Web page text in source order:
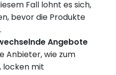
Fall lohnt es sich,
bevor die Produkte
Angebote
Anbieter, wie zum
locken mit